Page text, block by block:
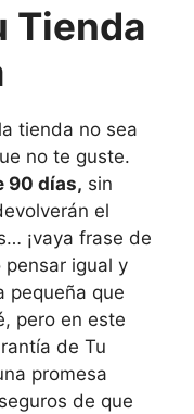
Tienda
tienda no sea
no te guste.
90 días, sin
el
¡vaya frase de
pensar igual y
pequeña que
pero en este
de Tu
promesa
de que